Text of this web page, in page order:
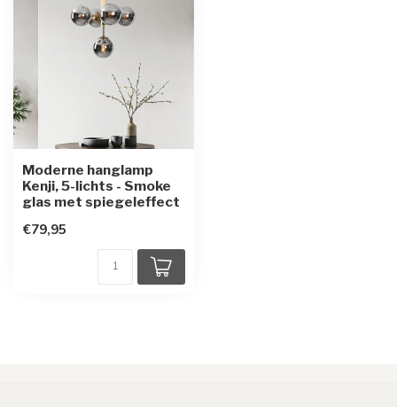
Moderne hanglamp
Kenji, 5-lichts - Smoke
glas met spiegeleffect
€79,95